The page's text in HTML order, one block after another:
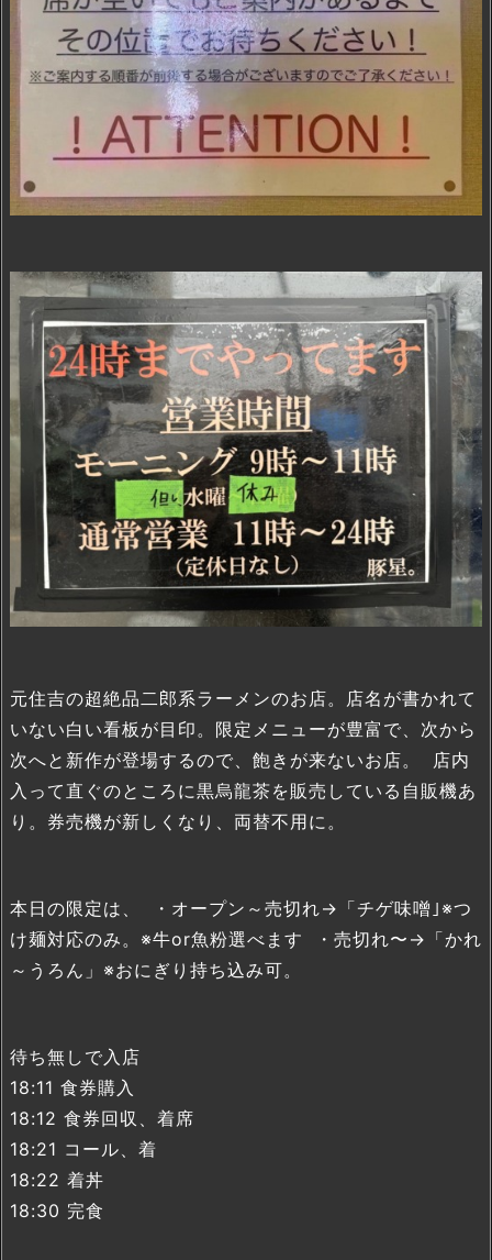
元住吉の超絶品二郎系ラーメンのお店。店名が書かれて
いない白い看板が目印。限定メニューが豊富で、次から
次へと新作が登場するので、飽きが来ないお店。 店内
入って直ぐのところに黒烏龍茶を販売している自販機あ
り。券売機が新しくなり、両替不用に。
本日の限定は、 ・オープン～売切れ→「チゲ味噌｣※つ
け麺対応のみ。※牛or魚粉選べます ・売切れ〜→「かれ
～うろん」※おにぎり持ち込み可。
待ち無しで入店
18:11 食券購入
18:12 食券回収、着席
18:21 コール、着
18:22 着丼
18:30 完食